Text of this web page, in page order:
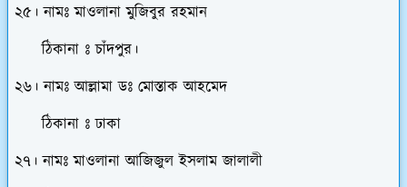
২৫। নামঃ মাওলানা মুজিবুর রহমান
ঠিকানা ঃ চাঁদপুর।
২৬। নামঃ আল্লামা ডঃ মোস্তাক আহমেদ
ঠিকানা ঃ ঢাকা
২৭। নামঃ মাওলানা আজিজুল ইসলাম জালালী